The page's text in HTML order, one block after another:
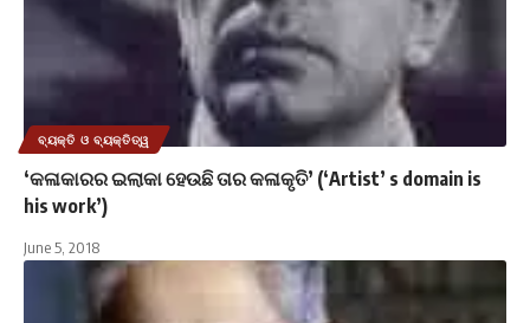
ବ୍ୟକ୍ତି ଓ ବ୍ୟକ୍ତିତ୍ୱ
‘କଳାକାରର ଇଲାକା ହେଉଛି ତାର କଳାକୃତି’ (‘Artist’ s domain is
his work’)
June 5, 2018